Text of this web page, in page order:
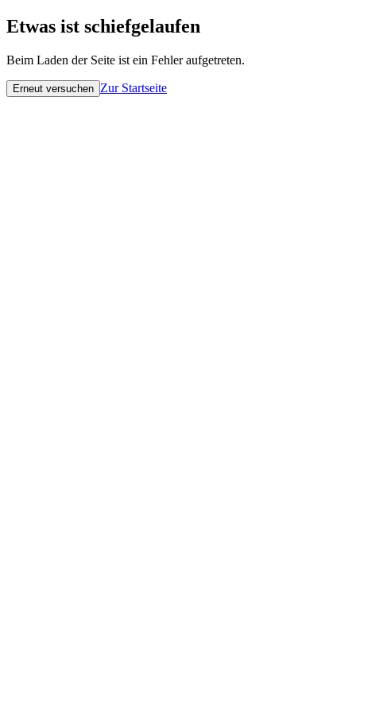
Etwas ist schiefgelaufen
Beim Laden der Seite ist ein Fehler aufgetreten.
Erneut versuchen Zur Startseite